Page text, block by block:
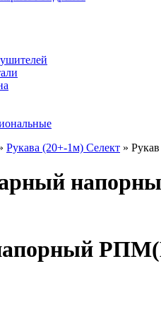
Рукава (20+-1м) Селект »